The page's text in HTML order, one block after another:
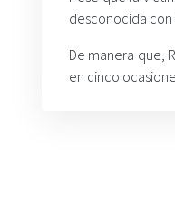
desconocida con
De manera que,
en cinco